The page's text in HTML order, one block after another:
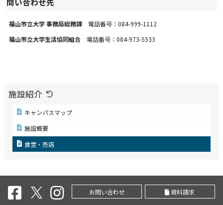
福山市立大学 事務局総務課電話番号：084-999-1112
福山市立大学生活協同組合電話番号：084-973-5533
施設紹介
キャンパスマップ
施設概要
食堂・売店
お問い合わせ
資料請求